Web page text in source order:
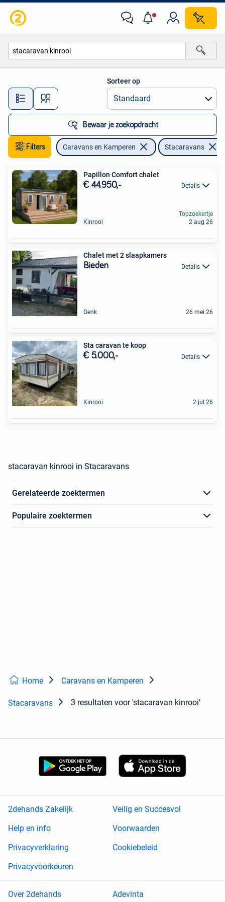
Alle afstanden…
Sorteer op
Bewaar je zoekopdracht
Filters Caravans en Kamperen Stacaravans
Papillon Comfort chalet
€ 44.950,- Details
Kinrooi
Topzoekertje
2 aug 26
Chalet met 2 slaapkamers
Bieden Details
Genk 26 mei 26
Sta caravan te koop
€ 5.000,- Details
Kinrooi 2 jul 26
stacaravan kinrooi in Stacaravans
Gerelateerde zoektermen
Populaire zoektermen
Home Caravans en Kamperen
Stacaravans 3 resultaten voor 'stacaravan kinrooi'
2dehands Zakelijk
Veilig en Succesvol
Help en info
Voorwaarden
Privacyverklaring
Cookiebeleid
Privacyvoorkeuren
Over 2dehands Adevinta